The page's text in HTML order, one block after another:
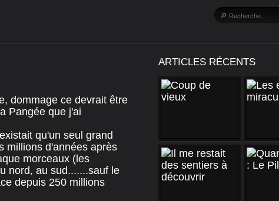
dommage ce devrait être
Pangée que j'ai
qu'un seul grand
millions d'années après
morceaux (les
nord, au sud.......sauf le
depuis 250 millions
ARTICLES RÉCENTS